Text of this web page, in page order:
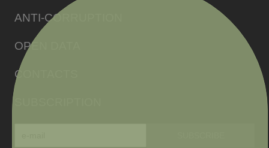
ANTI-CORRUPTION
OPEN DATA
CONTACTS